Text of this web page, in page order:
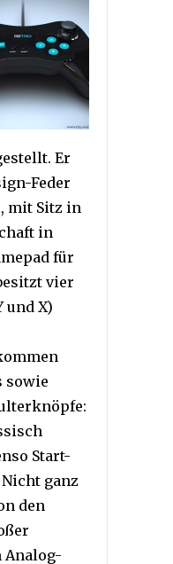
Er
Feder
mit Sitz in
in
für
vier
und X)
sowie
Start-
ganz
den
Analog-